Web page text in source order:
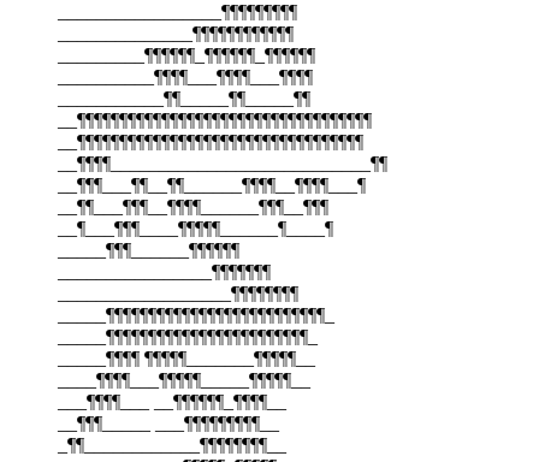
_________________¶¶¶¶¶¶¶¶¶
______________¶¶¶¶¶¶¶¶¶¶¶¶
_________¶¶¶¶¶¶_¶¶¶¶¶¶_¶¶¶¶¶¶
__________¶¶¶¶___¶¶¶¶___¶¶¶¶
___________¶¶_____¶¶_____¶¶
__¶¶¶¶¶¶¶¶¶¶¶¶¶¶¶¶¶¶¶¶¶¶¶¶¶¶¶¶¶¶¶¶¶¶¶
__¶¶¶¶¶¶¶¶¶¶¶¶¶¶¶¶¶¶¶¶¶¶¶¶¶¶¶¶¶¶¶¶¶¶
__¶¶¶¶___________________________¶¶
__¶¶¶___¶¶__¶¶______¶¶¶¶__¶¶¶¶___¶
__¶¶___¶¶¶__¶¶¶¶______¶¶¶__¶¶¶
__¶___¶¶¶____¶¶¶¶¶______¶____¶
_____¶¶¶______¶¶¶¶¶¶
________________¶¶¶¶¶¶¶
__________________¶¶¶¶¶¶¶¶
_____¶¶¶¶¶¶¶¶¶¶¶¶¶¶¶¶¶¶¶¶¶¶¶¶¶¶_
_____¶¶¶¶¶¶¶¶¶¶¶¶¶¶¶¶¶¶¶¶¶¶¶¶_
_____¶¶¶¶ ¶¶¶¶¶_______¶¶¶¶¶__
____¶¶¶¶___¶¶¶¶¶_____¶¶¶¶¶__
___¶¶¶¶___ __¶¶¶¶¶¶_¶¶¶¶__
__¶¶¶_____ ___¶¶¶¶¶¶¶¶¶__
_¶¶____________¶¶¶¶¶¶¶¶__